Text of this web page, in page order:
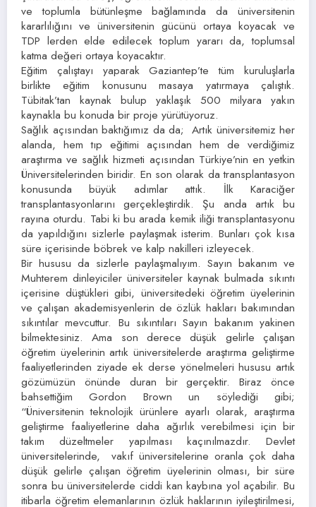
ve toplumla bütünleşme bağlamında da üniversitenin
kararlılığını ve üniversitenin gücünü ortaya koyacak ve
TDP lerden elde edilecek toplum yararı da, toplumsal
katma değeri ortaya koyacaktır.
Eğitim çalıştayı yaparak Gaziantep’te tüm kuruluşlarla
birlikte eğitim konusunu masaya yatırmaya çalıştık.
Tübitak’tan kaynak bulup yaklaşık 500 milyara yakın
kaynakla bu konuda bir proje yürütüyoruz.
Sağlık açısından baktığımız da da; Artık üniversitemiz her
alanda, hem tıp eğitimi açısından hem de verdiğimiz
araştırma ve sağlık hizmeti açısından Türkiye’nin en yetkin
Üniversitelerinden biridir. En son olarak da transplantasyon
konusunda büyük adımlar attık. İlk Karaciğer
transplantasyonlarını gerçekleştirdik. Şu anda artık bu
rayına oturdu. Tabi ki bu arada kemik iliği transplantasyonu
da yapıldığını sizlerle paylaşmak isterim. Bunları çok kısa
süre içerisinde böbrek ve kalp nakilleri izleyecek.
Bir hususu da sizlerle paylaşmalıyım. Sayın bakanım ve
Muhterem dinleyiciler üniversiteler kaynak bulmada sıkıntı
içerisine düştükleri gibi, üniversitedeki öğretim üyelerinin
ve çalışan akademisyenlerin de özlük hakları bakımından
sıkıntılar mevcuttur. Bu sıkıntıları Sayın bakanım yakinen
bilmektesiniz. Ama son derece düşük gelirle çalışan
öğretim üyelerinin artık üniversitelerde araştırma geliştirme
faaliyetlerinden ziyade ek derse yönelmeleri hususu artık
gözümüzün önünde duran bir gerçektir. Biraz önce
bahsettiğim Gordon Brown un söylediği gibi;
“Üniversitenin teknolojik ürünlere ayarlı olarak, araştırma
geliştirme faaliyetlerine daha ağırlık verebilmesi için bir
takım düzeltmeler yapılması kaçınılmazdır. Devlet
üniversitelerinde, vakıf üniversitelerine oranla çok daha
düşük gelirle çalışan öğretim üyelerinin olması, bir süre
sonra bu üniversitelerde ciddi kan kaybına yol açabilir. Bu
itibarla öğretim elemanlarının özlük haklarının iyileştirilmesi,